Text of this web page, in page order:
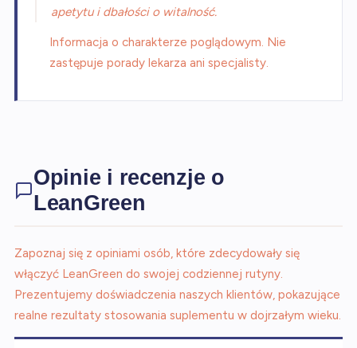
apetytu i dbałości o witalność.
Informacja o charakterze poglądowym. Nie
zastępuje porady lekarza ani specjalisty.
Opinie i recenzje o
LeanGreen
Zapoznaj się z opiniami osób, które zdecydowały się
włączyć LeanGreen do swojej codziennej rutyny.
Prezentujemy doświadczenia naszych klientów, pokazujące
realne rezultaty stosowania suplementu w dojrzałym wieku.